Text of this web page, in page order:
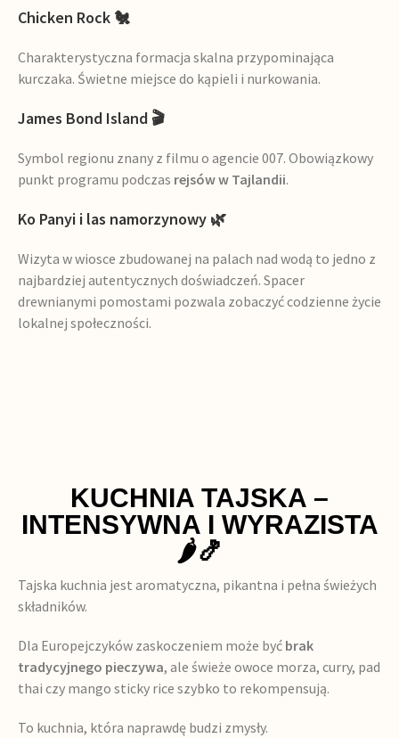
Chicken Rock 🐔
Charakterystyczna formacja skalna przypominająca
kurczaka. Świetne miejsce do kąpieli i nurkowania.
James Bond Island 🎬
Symbol regionu znany z filmu o agencie 007. Obowiązkowy
punkt programu podczas rejsów w Tajlandii.
Ko Panyi i las namorzynowy 🌿
Wizyta w wiosce zbudowanej na palach nad wodą to jedno z
najbardziej autentycznych doświadczeń. Spacer
drewnianymi pomostami pozwala zobaczyć codzienne życie
lokalnej społeczności.
KUCHNIA TAJSKA –
INTENSYWNA I WYRAZISTA
🌶️🍤
Tajska kuchnia jest aromatyczna, pikantna i pełna świeżych
składników.
Dla Europejczyków zaskoczeniem może być brak
tradycyjnego pieczywa, ale świeże owoce morza, curry, pad
thai czy mango sticky rice szybko to rekompensują.
To kuchnia, która naprawdę budzi zmysły.